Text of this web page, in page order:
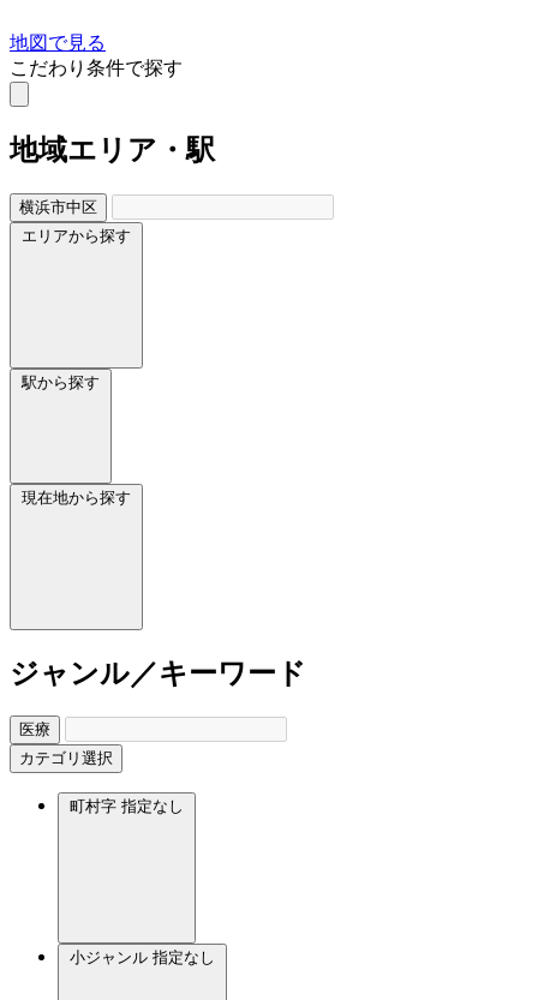
地図で見る
こだわり条件で探す
地域エリア・駅
横浜市中区
エリアから探す
駅から探す
現在地から探す
ジャンル／キーワード
医療
カテゴリ選択
町村字 指定なし
小ジャンル 指定なし